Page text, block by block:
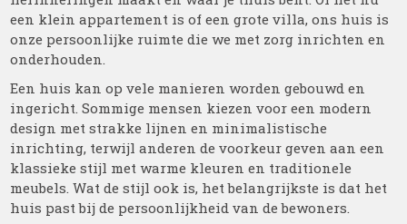
een klein appartement is of een grote villa, ons huis is
onze persoonlijke ruimte die we met zorg inrichten en
onderhouden.
Een huis kan op vele manieren worden gebouwd en
ingericht. Sommige mensen kiezen voor een modern
design met strakke lijnen en minimalistische
inrichting, terwijl anderen de voorkeur geven aan een
klassieke stijl met warme kleuren en traditionele
meubels. Wat de stijl ook is, het belangrijkste is dat het
huis past bij de persoonlijkheid van de bewoners.